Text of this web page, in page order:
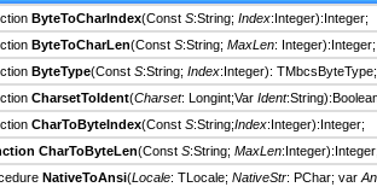
ByteToCharIndex(Const S:String; Index:Integer):Integer;
ByteToCharLen(Const S:String; MaxLen: Integer):Integer;
ByteType(Const S:String; Index:Integer): TMbcsByteType;
CharsetToIdent(Charset: Longint;Var Ident
CharToByteIndex(Const S:String;Index:Integer):Integer;
CharToByteLen(Const S:String; MaxLen:Integer):Integer;
NativeToAnsi(Locale: TLocale; NativeStr: PChar; var